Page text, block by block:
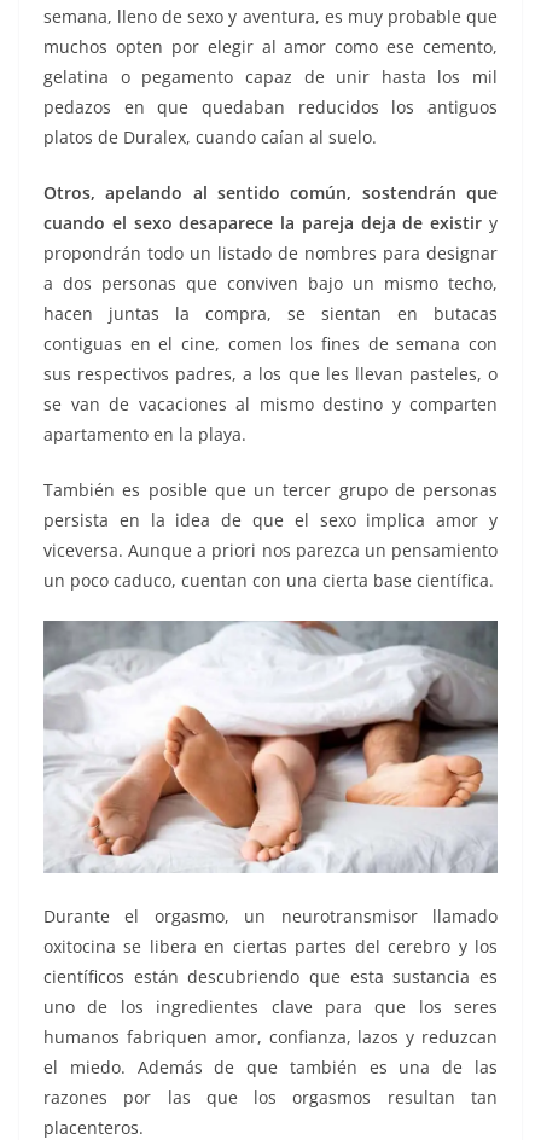
semana, lleno de sexo y aventura, es muy probable que
muchos opten por elegir al amor como ese cemento,
gelatina o pegamento capaz de unir hasta los mil
pedazos en que quedaban reducidos los antiguos
platos de Duralex, cuando caían al suelo.
Otros, apelando al sentido común, sostendrán que
cuando el sexo desaparece la pareja deja de existir y
propondrán todo un listado de nombres para designar
a dos personas que conviven bajo un mismo techo,
hacen juntas la compra, se sientan en butacas
contiguas en el cine, comen los fines de semana con
sus respectivos padres, a los que les llevan pasteles, o
se van de vacaciones al mismo destino y comparten
apartamento en la playa.
También es posible que un tercer grupo de personas
persista en la idea de que el sexo implica amor y
viceversa. Aunque a priori nos parezca un pensamiento
un poco caduco, cuentan con una cierta base científica.
Durante el orgasmo, un neurotransmisor llamado
oxitocina se libera en ciertas partes del cerebro y los
científicos están descubriendo que esta sustancia es
uno de los ingredientes clave para que los seres
humanos fabriquen amor, confianza, lazos y reduzcan
el miedo. Además de que también es una de las
razones por las que los orgasmos resultan tan
placenteros.